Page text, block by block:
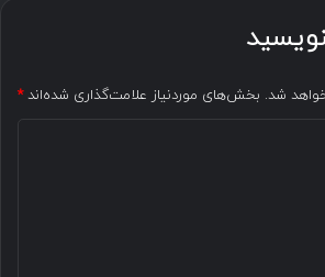
شد. بخش‌های موردنیاز علامت‌گذاری شده‌اند*